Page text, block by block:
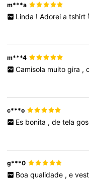
4,77 1.2M
4,77
m***a
Linda ! Adorei a tshirt
m***4
Camisola muito gira ,
c***o
Es bonita , de tela
g***0
Boa qualidade , e